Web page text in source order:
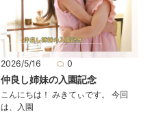
2026/5/16 0
仲良し姉妹の入園記念
こんにちは！ みきてぃです。 今回
は、入園